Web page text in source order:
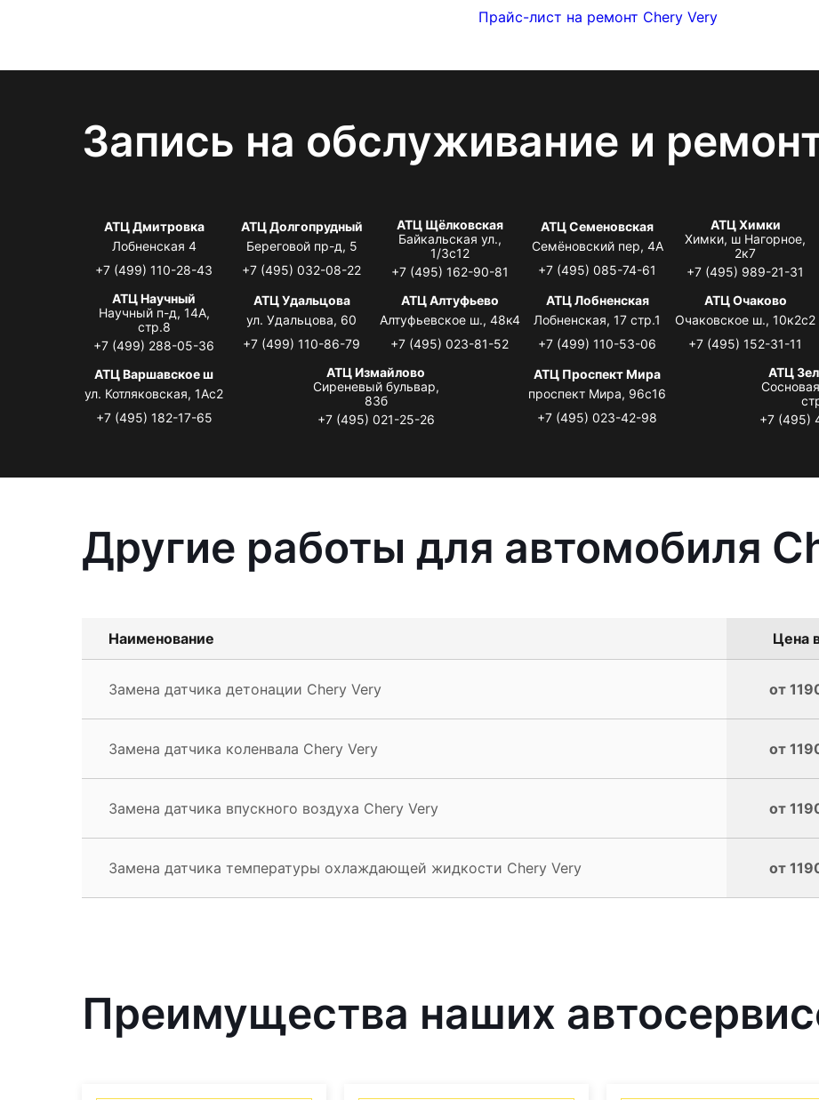
Прайс-лист на ремонт Chery Very
Запись на обслуживание и
АТЦ Дмитровка
Лобненская 4
+7 (499) 110-28-43
АТЦ Долгопрудный
Береговой пр-д, 5
+7 (495) 032-08-22
АТЦ Щёлковская
Байкальская ул.,
1/3с12
+7 (495) 162-90-81
АТЦ Семеновская
Семёновский пер, 4А
+7 (495) 085-74-61
АТЦ Химки
Химки, ш Нагорное,
2к7
+7 (495) 989-21-31
АТЦ Научный
Научный п-д, 14А,
стр.8
+7 (499) 288-05-36
АТЦ Удальцова
ул. Удальцова, 60
+7 (499) 110-86-79
АТЦ Алтуфьево
Алтуфьевское ш., 48к4
+7 (495) 023-81-52
АТЦ Лобненская
Лобненская, 17 стр.1
+7 (499) 110-53-06
АТЦ Очаково
Очаковское ш., 10к2с2
+7 (495) 152-31-11
АТЦ Варшавское ш
ул. Котляковская, 1Ас2
+7 (495) 182-17-65
АТЦ Измайлово
Сиреневый бульвар,
83б
+7 (495) 021-25-26
АТЦ Проспект Мира
проспект Мира, 96с16
+7 (495) 023-42-98
АТЦ
+7 (495)
Другие работы для автомобиля
Наименование Цена
Замена датчика детонации Chery Very от
Замена датчика коленвала Chery Very от
Замена датчика впускного воздуха Chery Very от
Замена датчика температуры охлаждающей жидкости Chery Very от
Преимущества наших